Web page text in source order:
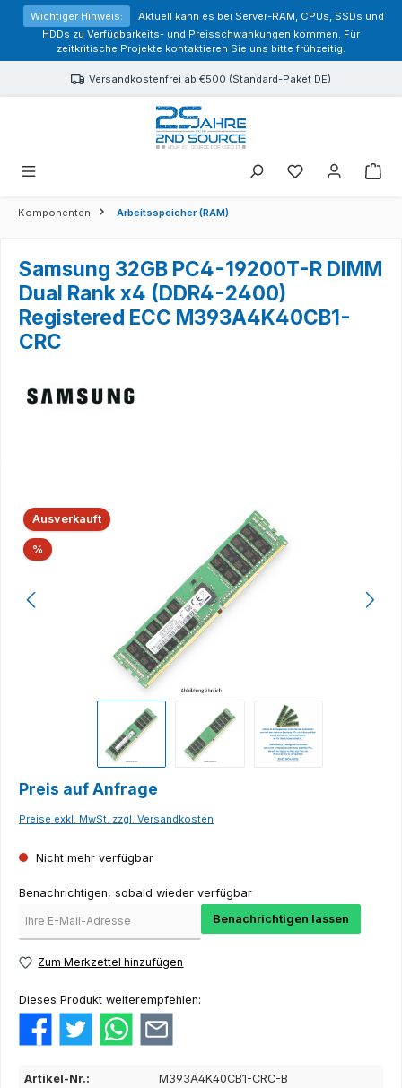
springen
Wichtiger Hinweis:
Aktuell kann es bei Server-RAM, CPUs, SSDs und
HDDs zu Verfügbarkeits- und Preisschwankungen kommen. Für
zeitkritische Projekte kontaktieren Sie uns bitte frühzeitig.
Versandkostenfrei ab €500 (Standard-Paket DE)
Sie haben 0
Komponenten Arbeitsspeicher (RAM)
Samsung 32GB PC4-19200T-R DIMM
Dual Rank x4 (DDR4-2400)
Registered ECC M393A4K40CB1-
CRC
Bildergalerie überspringen
Ausverkauft
% Rabatt
Preis auf Anfrage
Preise exkl. MwSt. zzgl. Versandkosten
Nicht mehr verfügbar
Benachrichtigen, sobald wieder verfügbar
Benachrichtigen lassen
Zum Merkzettel hinzufügen
Dieses Produkt weiterempfehlen:
Artikel-Nr.: M393A4K40CB1-CRC-B